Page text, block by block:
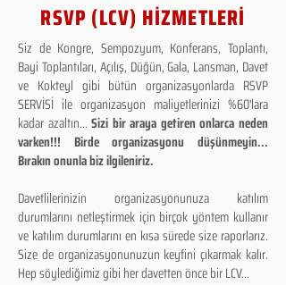
RSVP (LCV) HİZMETLERİ
Siz de Kongre, Sempozyum, Konferans, Toplantı,
Bayi Toplantıları, Açılış, Düğün, Gala, Lansman, Davet
ve Kokteyl gibi bütün organizasyonlarda RSVP
SERVİSİ ile organizasyon maliyetlerinizi %60'lara
kadar azaltın...Sizi bir araya getiren onlarca neden
varken!!! Birde organizasyonu düşünmeyin...
Bırakın onunla biz ilgileniriz.
Davetlilerinizin organizasyonunuza katılım
durumlarını netleştirmek için birçok yöntem kullanır
ve katılım durumlarını en kısa sürede size raporlarız.
Size de organizasyonunuzun keyfini çıkarmak kalır.
Hep söylediğimiz gibi her davetten önce bir LCV...